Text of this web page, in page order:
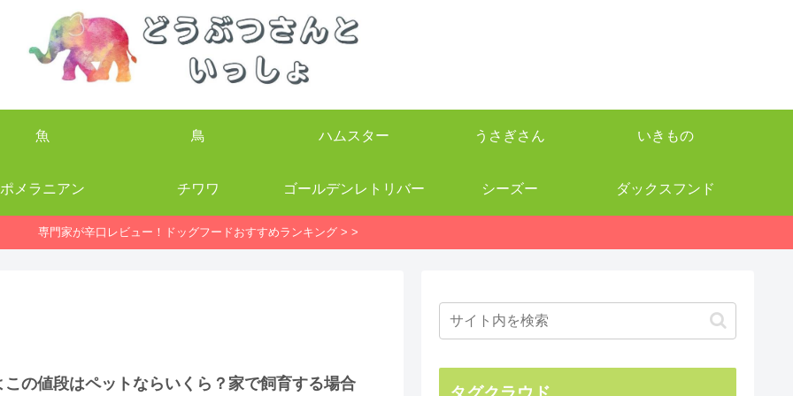
魚 鳥 ハムスター うさぎさん いきもの
ポメラニアン チワワ ゴールデンレトリバー シーズー ダックスフンド
専門家が辛口レビュー！ドッグフードおすすめランキング > >
この値段はペットならいくら？家で飼育する場合